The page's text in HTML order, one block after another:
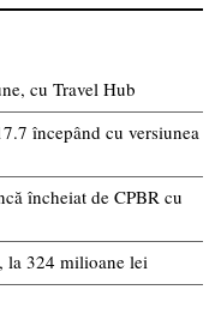
cu Travel Hub
începând cu versiunea
încheiat de CPBR cu
la 324 milioane lei